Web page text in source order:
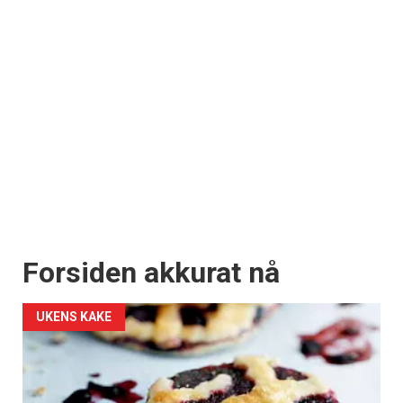
Forsiden akkurat nå
UKENS KAKE